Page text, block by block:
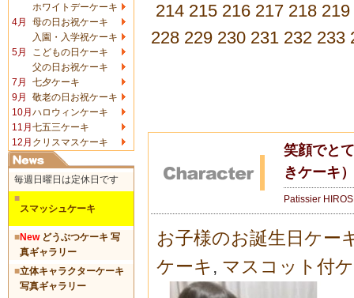
ホワイトデーケーキ
4月
母の日お祝ケーキ
入園・入学祝ケーキ
5月
こどもの日ケーキ
父の日お祝ケーキ
7月
七夕ケーキ
9月
敬老の日お祝ケーキ
10月 ハロウィンケーキ
11月 七五三ケーキ
12月 クリスマスケーキ
毎週日曜日は定休日です
■
スマッシュケーキ
■Newどうぶつケーキ 写
真ギャラリー
■立体キャラクターケーキ
写真ギャラリー
214 215 216 217 218 219
228 229 230 231 232 233
笑顔でと
きケーキ）
Patissier
お子様のお誕生日ケー
ケーキ , マスコット付